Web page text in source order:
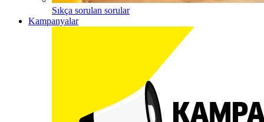
Sıkça sorulan sorular
Kampanyalar